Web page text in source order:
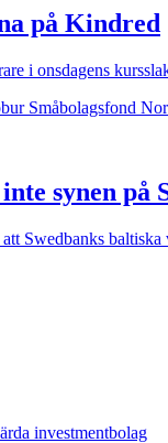
på Kindred
i onsdagens
Småbolagsfond
synen på
Swedbanks
investmentbolag